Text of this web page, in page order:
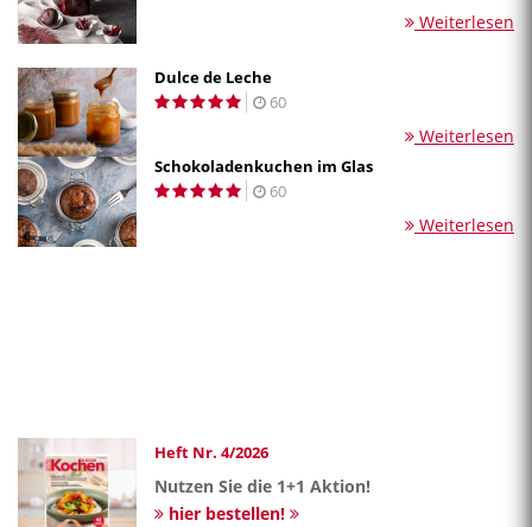
Weiterlesen
Dulce de Leche
60
Weiterlesen
Schokoladenkuchen im Glas
60
Weiterlesen
Heft Nr. 4/2026
Nutzen Sie die 1+1 Aktion!
hier bestellen!